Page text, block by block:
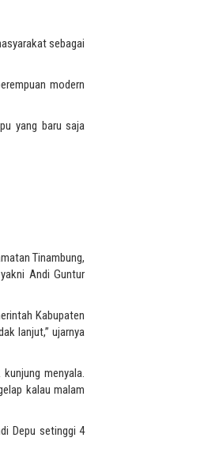
sebagai
modern
yang baru saja
Tinambung,
Andi Guntur
Kabupaten
lanjut,” ujarnya
menyala.
kalau malam
Depu setinggi 4